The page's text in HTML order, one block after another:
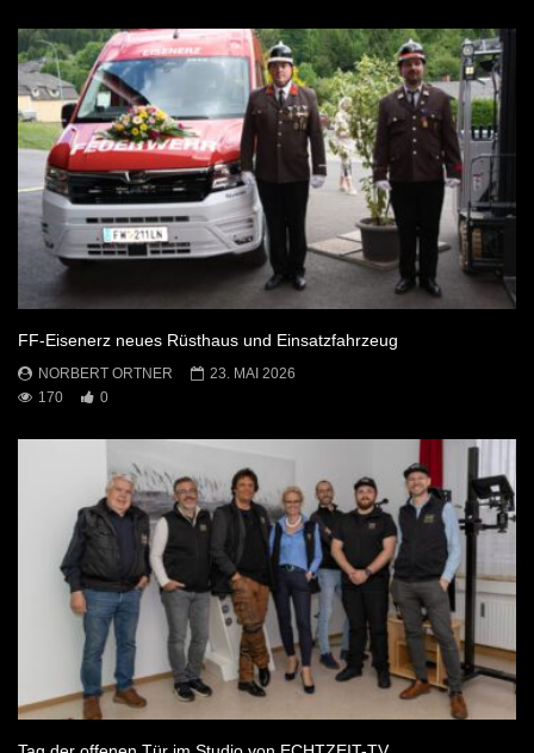
FF-Eisenerz neues Rüsthaus und Einsatzfahrzeug
NORBERT ORTNER
23. MAI 2026
170
0